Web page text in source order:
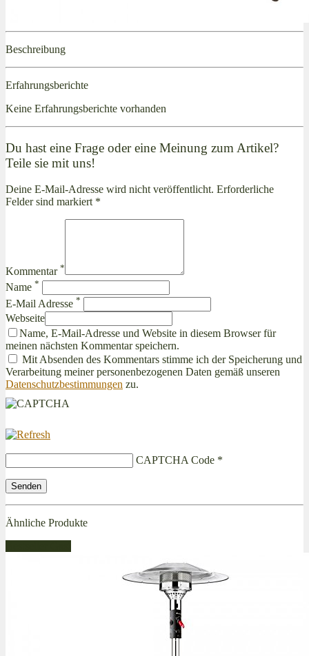
Beschreibung
Erfahrungsberichte
Keine Erfahrungsberichte vorhanden
Du hast eine Frage oder eine Meinung zum Artikel?
Teile sie mit uns!
Deine E-Mail-Adresse wird nicht veröffentlicht. Erforderliche
Felder sind markiert *
Kommentar *
Name *
E-Mail Adresse *
Webseite
Name, E-Mail-Adresse und Website in diesem Browser für
meinen nächsten Kommentar speichern.
Mit Absenden des Kommentars stimme ich der Speicherung und
Verarbeitung meiner personenbezogenen Daten gemäß unseren
Datenschutzbestimmungen zu.
CAPTCHA Code *
Ähnliche Produkte